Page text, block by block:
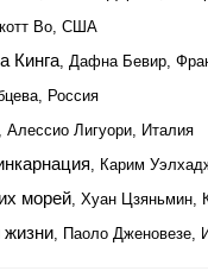
Во, США
Кинга, Дафна Бевир,
Россия
, Алессио Лигуори, Италия
, Карим
морей, Хуан Цзяньмин,
, Паоло Дженовезе,